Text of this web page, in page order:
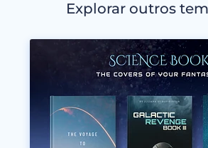
Explorar outros